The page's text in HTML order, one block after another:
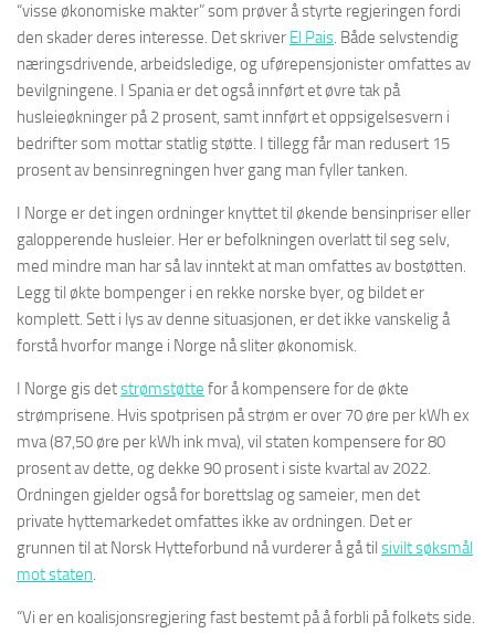
“visse økonomiske makter” som prøver å styrte regjeringen fordi
den skader deres interesse. Det skriver El Pais. Både selvstendig
næringsdrivende, arbeidsledige, og uførepensjonister omfattes av
bevilgningene. I Spania er det også innført et øvre tak på
husleieøkninger på 2 prosent, samt innført et oppsigelsesvern i
bedrifter som mottar statlig støtte. I tillegg får man redusert 15
prosent av bensinregningen hver gang man fyller tanken.
I Norge er det ingen ordninger knyttet til økende bensinpriser eller
galopperende husleier. Her er befolkningen overlatt til seg selv,
med mindre man har så lav inntekt at man omfattes av bostøtten.
Legg til økte bompenger i en rekke norske byer, og bildet er
komplett. Sett i lys av denne situasjonen, er det ikke vanskelig å
forstå hvorfor mange i Norge nå sliter økonomisk.
I Norge gis detstrømstøtte for å kompensere for de økte
strømprisene. Hvis spotprisen på strøm er over 70 øre per kWh ex
mva (87,50 øre per kWh ink mva), vil staten kompensere for 80
prosent av dette, og dekke 90 prosent i siste kvartal av 2022.
Ordningen gjelder også for borettslag og sameier, men det
private hyttemarkedet omfattes ikke av ordningen. Det er
grunnen til at Norsk Hytteforbund nå vurderer å gå til sivilt søksmål
mot staten.
“Vi er en koalisjonsregjering fast bestemt på å forbli på folkets side.